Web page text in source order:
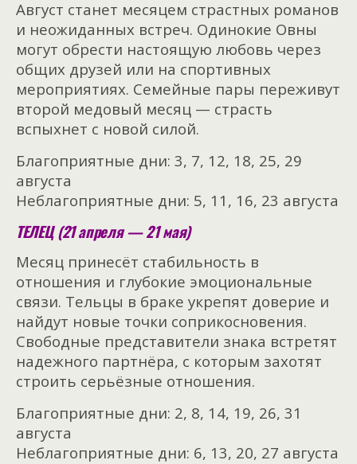
Август станет месяцем страстных романов
и неожиданных встреч. Одинокие Овны
могут обрести настоящую любовь через
общих друзей или на спортивных
мероприятиях. Семейные пары переживут
второй медовый месяц — страсть
вспыхнет с новой силой.
Благоприятные дни: 3, 7, 12, 18, 25, 29
августа
Неблагоприятные дни: 5, 11, 16, 23 августа
ТЕЛЕЦ (21 апреля — 21 мая)
Месяц принесёт стабильность в
отношения и глубокие эмоциональные
связи. Тельцы в браке укрепят доверие и
найдут новые точки соприкосновения.
Свободные представители знака встретят
надежного партнёра, с которым захотят
строить серьёзные отношения.
Благоприятные дни: 2, 8, 14, 19, 26, 31
августа
Неблагоприятные дни: 6, 13, 20, 27 августа